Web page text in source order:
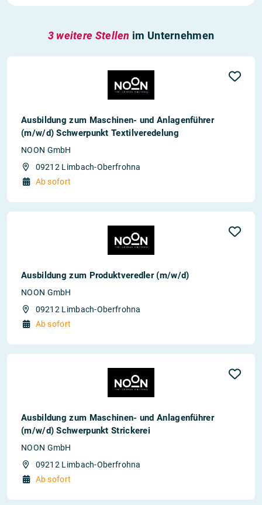
3 weitere Stellen im Unternehmen
Ausbildung zum Maschinen- und Anlagenführer
(m/w/d) Schwerpunkt Textilveredelung
NOON GmbH
09212 Limbach-Oberfrohna
Ab sofort
Ausbildung zum Produktveredler (m/w/d)
NOON GmbH
09212 Limbach-Oberfrohna
Ab sofort
Ausbildung zum Maschinen- und Anlagenführer
(m/w/d) Schwerpunkt Strickerei
NOON GmbH
09212 Limbach-Oberfrohna
Ab sofort